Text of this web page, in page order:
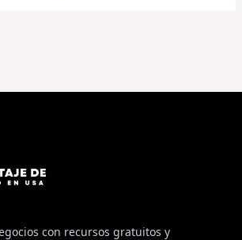
con recursos gratuitos y